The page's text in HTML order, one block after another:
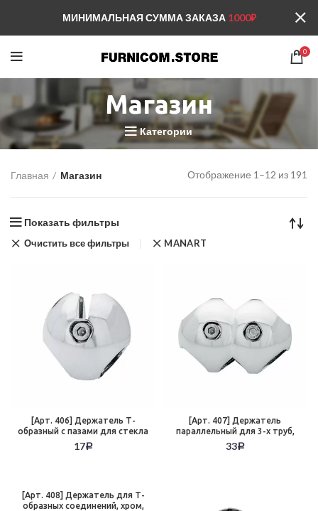
0
Магазин
Категории
Главная Магазин Отображение 1–12 из 191
Показать фильтры
Очистить все фильтры MANART
[Арт. 406] Держатель Т-
образный с пазами для стекла
8 мм, хром, ABS
17Р
[Арт. 407] Держатель
параллельный для 3-х труб,
хром, ABS
33Р
[Арт. 408] Держатель для Т-
образных соединений, хром,
МИНИМАЛЬНАЯ СУММА ЗАКАЗА 1000₽